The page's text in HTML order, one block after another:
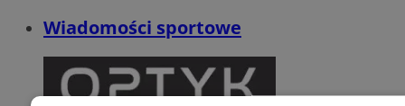
Wiadomości sportowe